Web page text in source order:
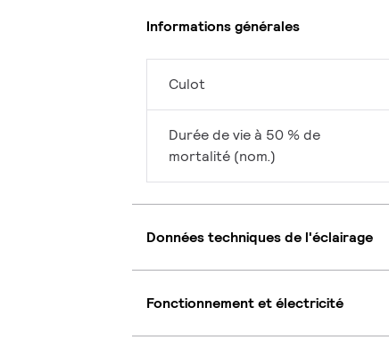
Informations générales
Culot
Durée de vie à 50 % de
mortalité (nom.)
Données techniques de l'éclairage
Fonctionnement et électricité